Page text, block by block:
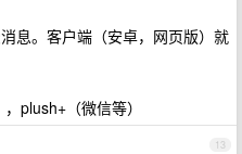
息。客户端（安卓，网页版）就
plush+（微信等）
13